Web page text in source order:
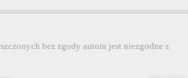
bez zgody autora jest niezgodne z